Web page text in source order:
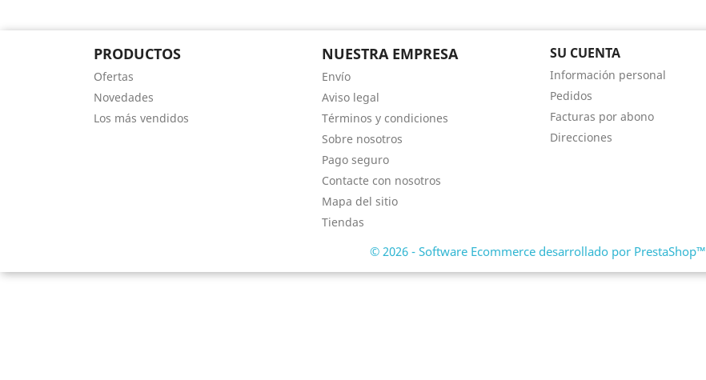
PRODUCTOS
Ofertas
Novedades
Los más vendidos
NUESTRA EMPRESA
Envío
Aviso legal
Términos y condiciones
Sobre nosotros
Pago seguro
Contacte con nosotros
Mapa del sitio
Tiendas
SU CUENTA
Información personal
Pedidos
Facturas por abono
Direcciones
© 2026 - Software Ecommerce desarrollado por PrestaShop™